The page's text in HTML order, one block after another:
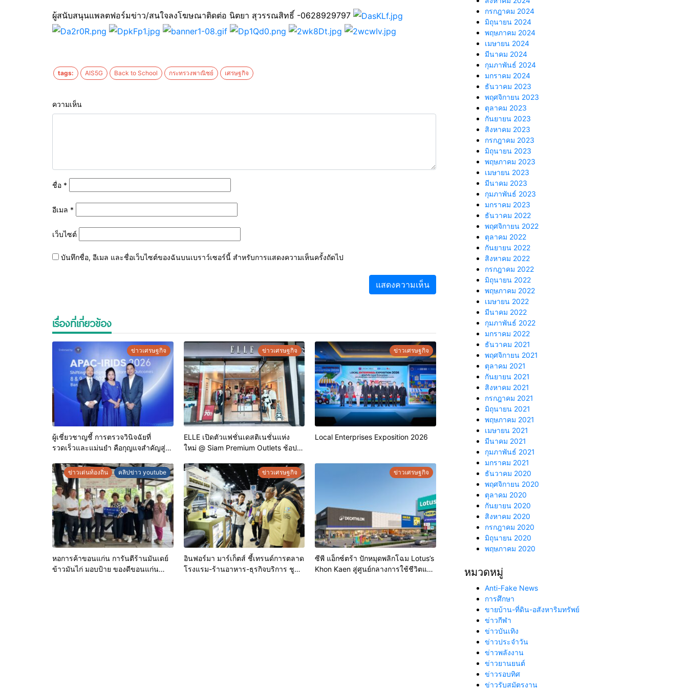
ผู้สนับสนุนแพลตฟอร์มข่าว/สนใจลงโฆษณาติดต่อ นิตยา สุวรรณสิทธิ์ -0628929797
tags: AIS5G Back to School กระทรวงพาณิชย์ เศรษฐกิจ
ความเห็น
ชื่อ *
อีเมล *
เว็บไซต์
บันทึกชื่อ, อีเมล และชื่อเว็บไซต์ของฉันบนเบราว์เซอร์นี้ สำหรับการแสดงความเห็นครั้งถัดไป
เรื่องที่เกี่ยวข้อง
ข่าวเศรษฐกิจ
ผู้เชี่ยวชาญชี้ การตรวจวินิจฉัยที่
รวดเร็วและแม่นยำ คือกุญแจสำคัญสู่
ข่าวเศรษฐกิจ
ELLE เปิดตัวแฟชั่นเดสติเนชั่นแห่ง
ใหม่ @ Siam Premium Outlets ช้อป
สูงสุด 70%
ข่าวเศรษฐกิจ
Local Enterprises Exposition 2026
ข่าวเด่นท้องถิ่น คลิปข่าว youtube
หอการค้าขอนแก่น การันตีร้านมันเดย์
ข้าวมันไก่ มอบป้าย ของดีขอนแก่น
ข่าวเศรษฐกิจ
อินฟอร์มา มาร์เก็ตส์ ชี้เทรนด์การตลาด
โรงแรม-ร้านอาหาร-ธุรกิจบริการ ชูสุข
ข่าวเศรษฐกิจ
ซีพี แอ็กซ์ตร้า ปักหมุดพลิกโฉม Lotus’s
Khon Kaen สู่ศูนย์กลางการใช้ชีวิตแห่ง
กรกฎาคม 2024
มิถุนายน 2024
พฤษภาคม 2024
เมษายน 2024
มีนาคม 2024
กุมภาพันธ์ 2024
มกราคม 2024
ธันวาคม 2023
พฤศจิกายน 2023
ตุลาคม 2023
กันยายน 2023
สิงหาคม 2023
กรกฎาคม 2023
มิถุนายน 2023
พฤษภาคม 2023
เมษายน 2023
มีนาคม 2023
กุมภาพันธ์ 2023
มกราคม 2023
ธันวาคม 2022
พฤศจิกายน 2022
ตุลาคม 2022
กันยายน 2022
สิงหาคม 2022
กรกฎาคม 2022
มิถุนายน 2022
พฤษภาคม 2022
เมษายน 2022
มีนาคม 2022
กุมภาพันธ์ 2022
มกราคม 2022
ธันวาคม 2021
พฤศจิกายน 2021
ตุลาคม 2021
กันยายน 2021
สิงหาคม 2021
กรกฎาคม 2021
มิถุนายน 2021
พฤษภาคม 2021
เมษายน 2021
มีนาคม 2021
กุมภาพันธ์ 2021
มกราคม 2021
ธันวาคม 2020
พฤศจิกายน 2020
ตุลาคม 2020
กันยายน 2020
สิงหาคม 2020
กรกฎาคม 2020
มิถุนายน 2020
พฤษภาคม 2020
หมวดหมู่
Anti-Fake News
การศึกษา
ขายบ้าน-ที่ดิน-อสังหาริมทรัพย์
ข่าวกีฬา
ข่าวบันเทิง
ข่าวประจำวัน
ข่าวพลังงาน
ข่าวยานยนต์
ข่าวรอบทิศ
ข่าวรับสมัตรงาน